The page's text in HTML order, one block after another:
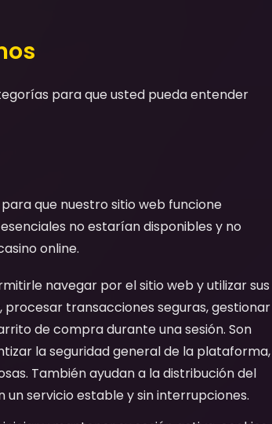
para que usted pueda entender
que nuestro sitio web funcione
no estarían disponibles y no
online.
navegar por el sitio web y utilizar sus
transacciones seguras, gestionar
de compra durante una sesión. Son
la seguridad general de la plataforma,
También ayudan a la distribución del
un servicio estable y sin interrupciones.